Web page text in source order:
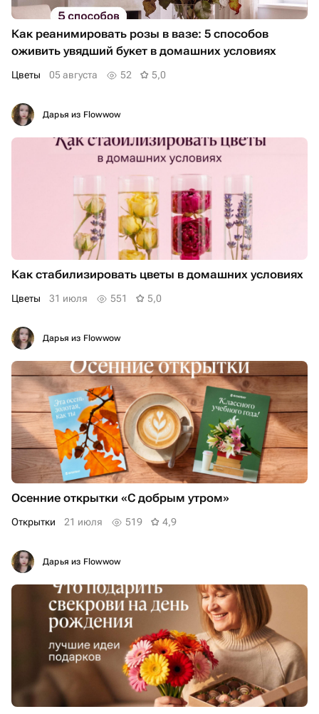
Как реанимировать розы в вазе: 5 способов
оживить увядший букет в домашних условиях
Цветы 05 августа 52 5,0
Дарья из Flowwow
Как стабилизировать цветы в домашних условиях
Цветы 31 июля 551 5,0
Дарья из Flowwow
Осенние открытки «С добрым утром»
Открытки 21 июля 519 4,9
Дарья из Flowwow